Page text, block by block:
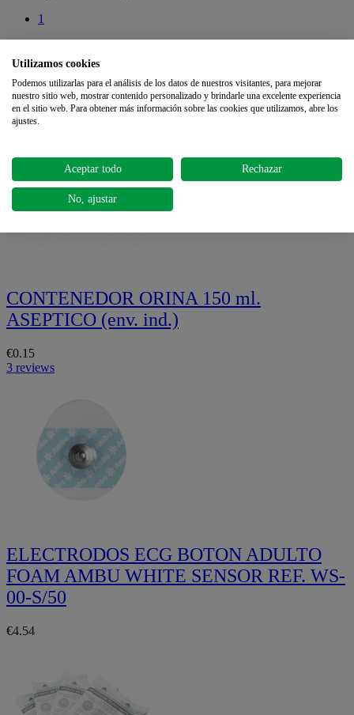
1
OK
BEST SELLERS
CONTENEDOR ORINA 150 ml.
ASEPTICO (env. ind.)
€0.15
3 reviews
ELECTRODOS ECG BOTON ADULTO
FOAM AMBU WHITE SENSOR REF. WS-
00-S/50
€4.54
Utilizamos cookies
Podemos utilizarlas para el análisis de los datos de nuestros visitantes, para mejorar
nuestro sitio web, mostrar contenido personalizado y brindarle una excelente experiencia
en el sitio web. Para obtener más información sobre las cookies que utilizamos, abre los
ajustes.
Aceptar todo Rechazar
No, ajustar